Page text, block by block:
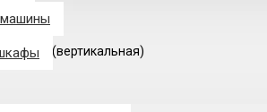
есть (вертикальная)